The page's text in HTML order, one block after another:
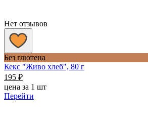
Нет отзывов
Без глютена
Кекс "Живо хлеб", 80 г
195 ₽
цена за 1 шт
Перейти